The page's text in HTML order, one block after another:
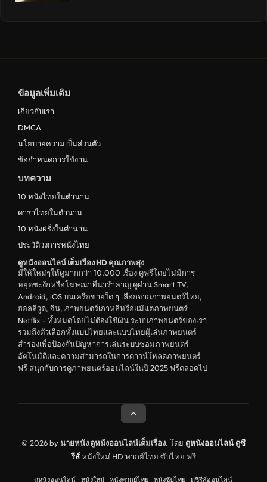
ข้อมูลเพิ่มเติม
เกี่ยวกับเรา
DMCA
นโยบายความเป็นส่วนตัว
ข้อกำหนดการใช้งาน
บทความ
10 หนังไทยในตำนาน
ดาราไทยในตำนาน
10 หนังฝรั่งในตำนาน
ประวัติวงการหนังไทย
ดูหนังออนไลน์ เต็มเรื่อง HD คุณภาพสุง
มีให้ใหม่ๆให้ดูมากกว่า 10,000 เรื่อง ดูฟรีโดยไม่มีการ
หยุดชะงักหรือโฆษณาที่น่ารำคาญ ดูผ่าน Smart TV,
Android, iOS บนเครือข่ายใด ๆ เลือกจากภาพยนตร์ไทย,
ฮอลลีวูด, จีน, ภาพยนตร์เกาหลีหรือแม้แต่ภาพยนตร์
Netflix - ทั้งหมดโดยไม่ต้องใช้เงิน ระบบภาพยนตร์ของเรา
รวมถึงตัวเลือกทั้งแบบไทยและแบบไทยผู้เล่นภาพยนตร์
สำรองเพื่อป้องกันปัญหาการเล่นระบบซ่อมภาพยนตร์
อัตโนมัติและความสามารถในการดาวน์โหลดภาพยนตร์
ฟรี สนุกกับการดูภาพยนตร์ออนไลน์ในปี 2025 ฟรีตลอดไป
© 2026 byนายหนัง ดูหนังออนไลน์เต็มเรื่อง. โดย ดูหนังออนไลน์ ดูซี
รีส์หนังใหม่ HD พากย์ไทย ซับไทย ฟรี
ดูหนังออนไลน์ · หนังใหม่ · หนังพากย์ไทย · หนังซับไทย · ดูซีรีส์ออนไลน์ ·